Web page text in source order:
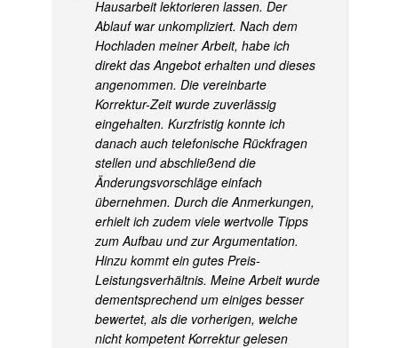
Hausarbeit lektorieren lassen. Der
Ablauf war unkompliziert. Nach dem
Hochladen meiner Arbeit, habe ich
direkt das Angebot erhalten und dieses
angenommen. Die vereinbarte
Korrektur-Zeit wurde zuverlässig
eingehalten. Kurzfristig konnte ich
danach auch telefonische Rückfragen
stellen und abschließend die
Änderungsvorschläge einfach
übernehmen. Durch die Anmerkungen,
erhielt ich zudem viele wertvolle Tipps
zum Aufbau und zur Argumentation.
Hinzu kommt ein gutes Preis-
Leistungsverhältnis. Meine Arbeit wurde
dementsprechend um einiges besser
bewertet, als die vorherigen, welche
nicht kompetent Korrektur gelesen